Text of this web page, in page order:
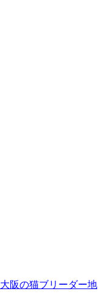
大阪の猫ブリーダー地